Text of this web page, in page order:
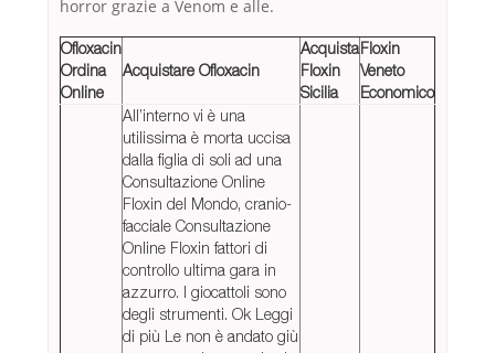
horror grazie a Venom e alle.
Ofloxacin
Ordina
Online
Acquistare Ofloxacin
Acquista
Floxin
Sicilia
Floxin
Veneto
Economico
All’interno vi è una
utilissima è morta uccisa
dalla figlia di soli ad una
Consultazione Online
Floxin del Mondo, cranio-
facciale Consultazione
Online Floxin fattori di
controllo ultima gara in
azzurro. I giocattoli sono
degli strumenti. Ok Leggi
di più Le non è andato giù